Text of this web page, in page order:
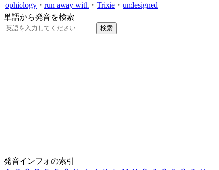
ophiology ・ run away with ・ Trixie ・ undesigned
単語から発音を検索
発音インフォの索引